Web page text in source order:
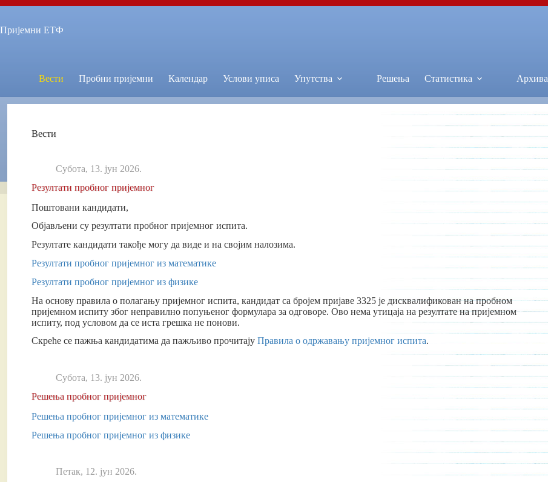
Skip
content
Пријемни ЕТФ
Вести Пробни пријемни Календар Услови уписа Упутства Решења Статистика Архива
Вести
Субота, 13. јун 2026.
Резултати пробног пријемног
Поштовани кандидати,
Објављени су резултати пробног пријемног испита.
Резултате кандидати такође могу да виде и на својим налозима.
Резултати пробног пријемног из математике
Резултати пробног пријемног из физике
На основу правила о полагању пријемног испита, кандидат са бројем пријаве 3325 је дисквалификован на пробном
пријемном испиту због неправилно попуњеног формулара за одговоре. Ово нема утицаја на резултате на пријемном
испиту, под условом да се иста грешка не понови.
Скреће се пажња кандидатима да пажљиво прочитају Правила о одржавању пријемног испита.
Субота, 13. јун 2026.
Решења пробног пријемног
Решења пробног пријемног из математике
Решења пробног пријемног из физике
Петак, 12. јун 2026.